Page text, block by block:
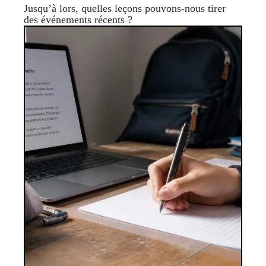
Jusqu’à lors, quelles leçons pouvons-nous tirer
des événements récents ?